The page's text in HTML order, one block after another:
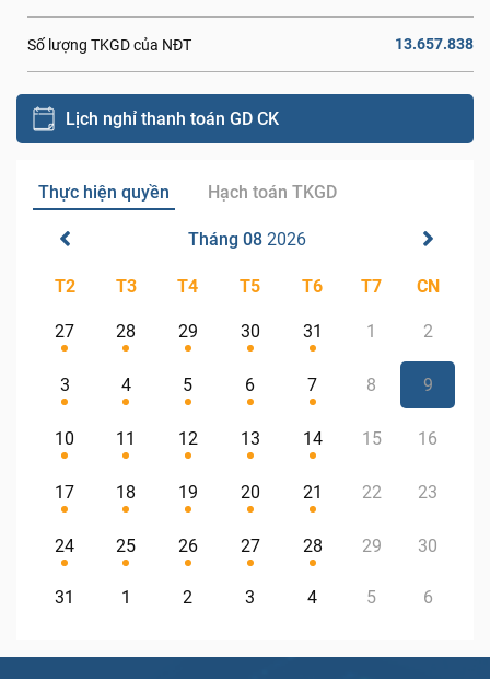
Số lượng TKGD của NĐT 13.657.838
Lịch nghỉ thanh toán GD CK
Thực hiện quyền Hạch toán TKGD
Tháng 08 2026
T2 T3 T4 T5 T6 T7 CN
27 28 29 30 31 1 2
3 4 5 6 7 8 9
10 11 12 13 14 15 16
17 18 19 20 21 22 23
24 25 26 27 28 29 30
31 1 2 3 4 5 6